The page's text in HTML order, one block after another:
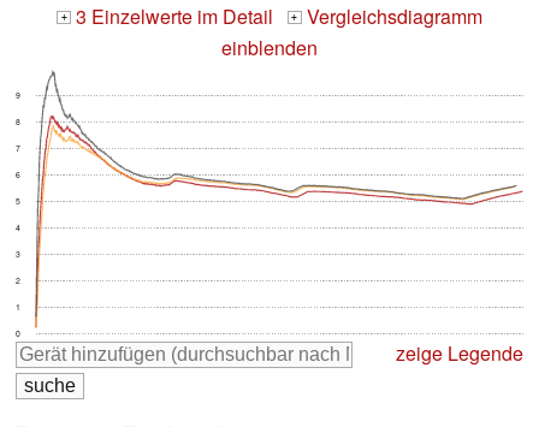
+ 3 Einzelwerte im Detail + Vergleichsdiagramm
einblenden
0
1
2
3
4
5
6
7
8
9
zeige Legende